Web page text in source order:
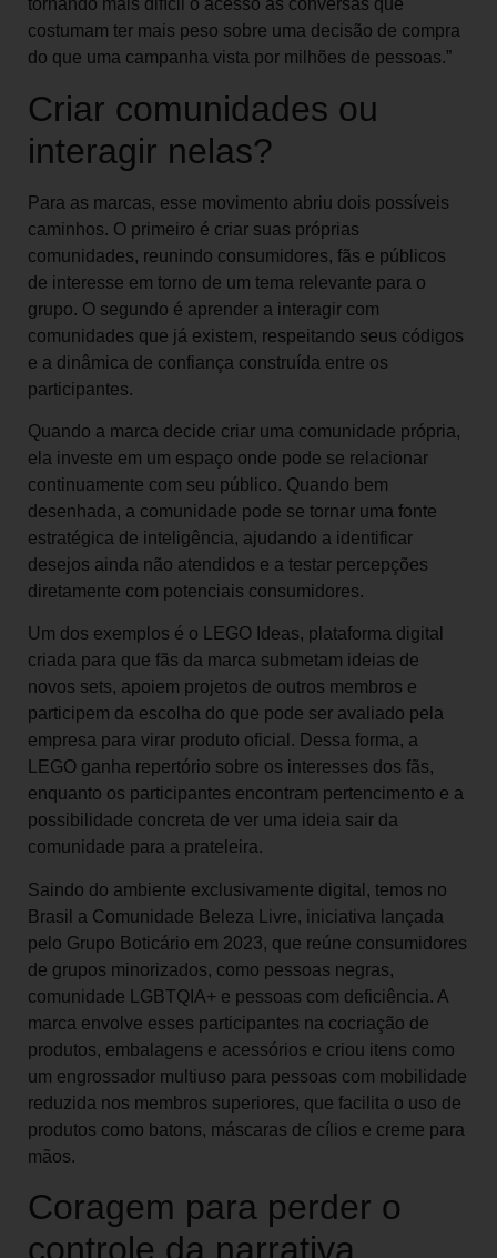
tornando mais difícil o acesso às conversas que
costumam ter mais peso sobre uma decisão de compra
do que uma campanha vista por milhões de pessoas.”
Criar comunidades ou
interagir nelas?
Para as marcas, esse movimento abriu dois possíveis
caminhos. O primeiro é criar suas próprias
comunidades, reunindo consumidores, fãs e públicos
de interesse em torno de um tema relevante para o
grupo. O segundo é aprender a interagir com
comunidades que já existem, respeitando seus códigos
e a dinâmica de confiança construída entre os
participantes.
Quando a marca decide criar uma comunidade própria,
ela investe em um espaço onde pode se relacionar
continuamente com seu público. Quando bem
desenhada, a comunidade pode se tornar uma fonte
estratégica de inteligência, ajudando a identificar
desejos ainda não atendidos e a testar percepções
diretamente com potenciais consumidores.
Um dos exemplos é o LEGO Ideas, plataforma digital
criada para que fãs da marca submetam ideias de
novos sets, apoiem projetos de outros membros e
participem da escolha do que pode ser avaliado pela
empresa para virar produto oficial. Dessa forma, a
LEGO ganha repertório sobre os interesses dos fãs,
enquanto os participantes encontram pertencimento e a
possibilidade concreta de ver uma ideia sair da
comunidade para a prateleira.
Saindo do ambiente exclusivamente digital, temos no
Brasil a Comunidade Beleza Livre, iniciativa lançada
pelo Grupo Boticário em 2023, que reúne consumidores
de grupos minorizados, como pessoas negras,
comunidade LGBTQIA+ e pessoas com deficiência. A
marca envolve esses participantes na cocriação de
produtos, embalagens e acessórios e criou itens como
um engrossador multiuso para pessoas com mobilidade
reduzida nos membros superiores, que facilita o uso de
produtos como batons, máscaras de cílios e creme para
mãos.
Coragem para perder o
controle da narrativa